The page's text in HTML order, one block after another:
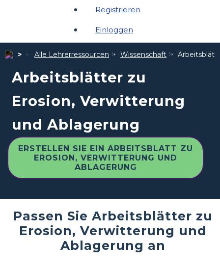
Registrieren
Einloggen
Alle Lehrerressourcen Wissenschaft
Arbeitsblätter zu
Erosion, Verwitterung
und Ablagerung
ERSTELLEN SIE EIN ARBEITSBLATT ZU
EROSION, VERWITTERUNG UND
ABLAGERUNG
Passen Sie Arbeitsblätter zu
Erosion, Verwitterung und
Ablagerung an